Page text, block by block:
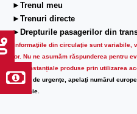
►Trenul meu
►Trenuri directe
►Drepturile pasagerilor din
Informaţiile din circulaţie sunt variabile,
lor. Nu ne asumăm răspunderea pentru
circumstanțiale produse prin utilizarea
În caz de urgenţe, apelaţi numărul
telefonie.